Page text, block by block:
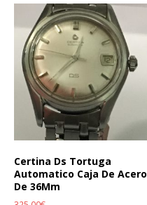
Certina Ds Tortuga
Automatico Caja De Acero
De 36Mm